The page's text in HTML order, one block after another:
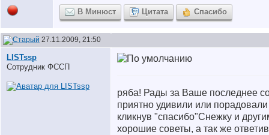
В Минюст Цитата Спасибо
27.11.2009, 21:50
LISTssp
Сотрудник ФССП
ряба! Рады за Ваше последнее
приятно удивили или
кликнув "спасибо"Снежку и
хорошие советы, а так же